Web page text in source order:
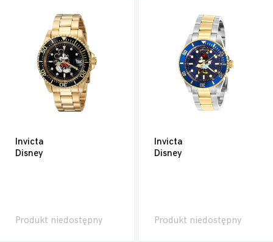
Invicta
Disney
Produkt niedostępny
Invicta
Disney
Produkt niedostępny